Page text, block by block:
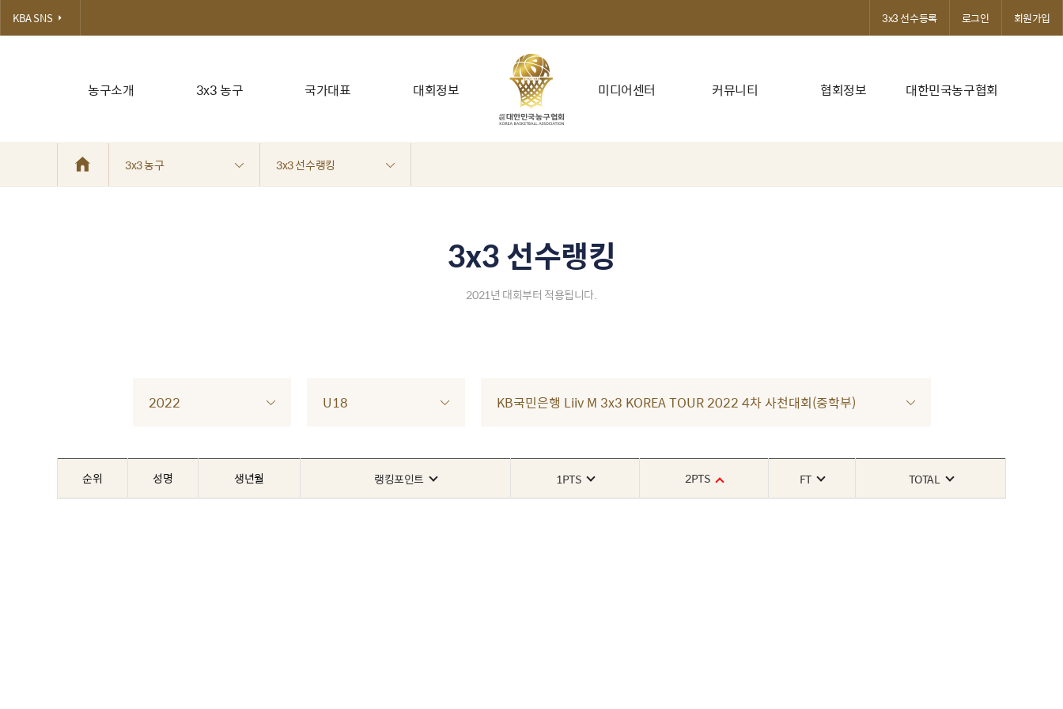
농구소개 3x3 농구 국가대표 대회정보 미디어센터 커뮤니티 협회정보 대한민국농구협회
KBA SNS 3x3 선수등록 로그인 회원가입
3x3 농구 3x3 선수랭킹
3x3 선수랭킹
2021년 대회부터 적용됩니다.
2022 U18 KB국민은행 Liiv M 3x3 KOREA TOUR 2022 4차 사천대회(중학부)
순위 성명 생년월 랭킹포인트 1PTS 2PTS FT TOTAL